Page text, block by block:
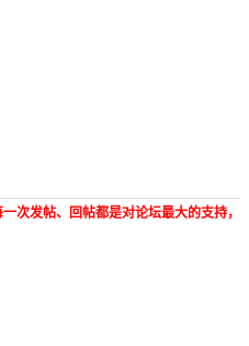
次发帖、回帖都是对论坛最大的支持，